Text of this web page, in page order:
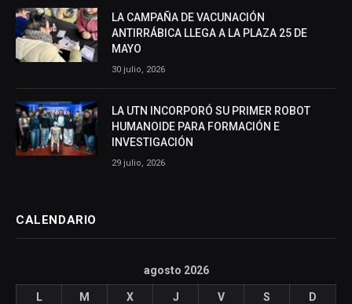
LA CAMPAÑA DE VACUNACIÓN
ANTIRRÁBICA LLEGA A LA PLAZA 25 DE
MAYO
30 julio, 2026
LA UTN INCORPORÓ SU PRIMER ROBOT
HUMANOIDE PARA FORMACIÓN E
INVESTIGACIÓN
29 julio, 2026
CALENDARIO
agosto 2026
L M X J V S D